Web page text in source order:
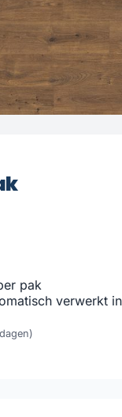
pak
verwerkt in